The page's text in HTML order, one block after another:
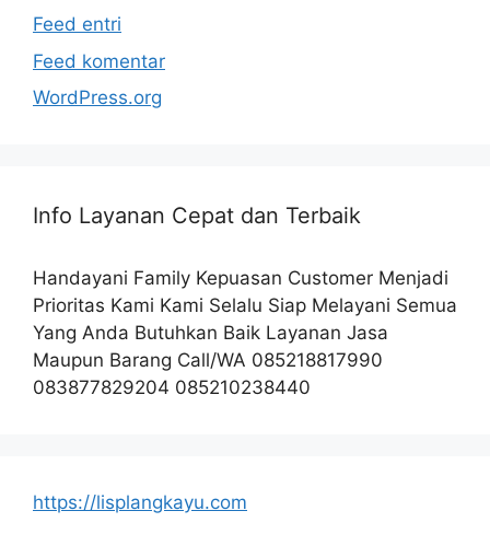
Feed entri
Feed komentar
WordPress.org
Info Layanan Cepat dan Terbaik
Handayani Family Kepuasan Customer Menjadi
Prioritas Kami Kami Selalu Siap Melayani Semua
Yang Anda Butuhkan Baik Layanan Jasa
Maupun Barang Call/WA 085218817990
083877829204 085210238440
https://lisplangkayu.com